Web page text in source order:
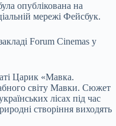
опублікована на
мережі Фейсбук.
Forum Cinemas у
Царик «Мавка.
світу Мавки. Сюжет
лісах під час
створіння виходять